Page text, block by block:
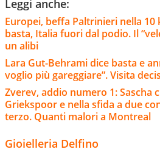
Leggi anche:
Europei, beffa Paltrinieri nella
basta, Italia fuori dal podio. Il
un alibi
Lara Gut-Behrami dice basta e
voglio più gareggiare”. Visita
Zverev, addio numero 1: Sascha
Griekspoor e nella sfida a due
terzo. Quanti malori a Montreal
Gioielleria Delfino